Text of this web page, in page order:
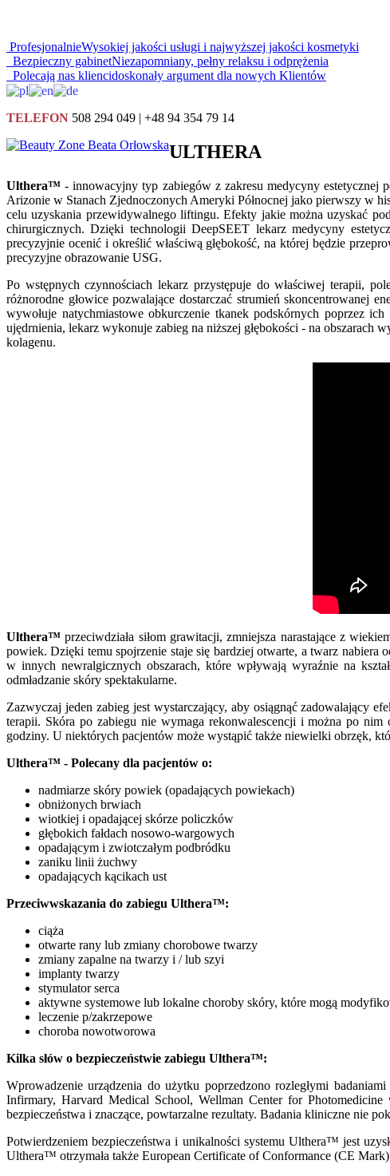
ProfesjonalnieWysokiej jakości usługi i najwyższej jakości kosmetyki
Bezpieczny gabinetNiezapomniany, pełny relaksu i odprężenia
Polecają nas kliencidoskonały argument dla nowych Klientów
TELEFON 508 294 049 | +48 94 354 79 14
ULTHERA
Ulthera™ - innowacyjny typ zabiegów z zakresu medycyny estetycznej
Arizonie w Stanach Zjednoczonych Ameryki Północnej jako pierwszy w
celu uzyskania przewidywalnego liftingu. Efekty jakie można uzyskać
chirurgicznych. Dzięki technologii DeepSEET lekarz medycyny
precyzyjnie ocenić i określić właściwą głębokość, na której będzie
precyzyjne obrazowanie USG.
Po wstępnych czynnościach lekarz przystępuje do właściwej terapii,
różnorodne głowice pozwalające dostarczać strumień skoncentrowanej
wywołuje natychmiastowe obkurczenie tkanek podskórnych poprzez
ujędrnienia, lekarz wykonuje zabieg na niższej głębokości - na
kolagenu.
Ulthera™ przeciwdziała siłom grawitacji, zmniejsza narastające z
powiek. Dzięki temu spojrzenie staje się bardziej otwarte, a twarz
w innych newralgicznych obszarach, które wpływają wyraźnie na
odmładzanie skóry spektakularne.
Zazwyczaj jeden zabieg jest wystarczający, aby osiągnąć zadowalający
terapii. Skóra po zabiegu nie wymaga rekonwalescencji i można po
godziny. U niektórych pacjentów może wystąpić także niewielki obrzęk,
Ulthera™ - Polecany dla pacjentów o:
nadmiarze skóry powiek (opadających powiekach)
obniżonych brwiach
wiotkiej i opadającej skórze policzków
głębokich fałdach nosowo-wargowych
opadającym i zwiotczałym podbródku
zaniku linii żuchwy
opadających kącikach ust
Przeciwwskazania do zabiegu Ulthera™:
ciąża
otwarte rany lub zmiany chorobowe twarzy
zmiany zapalne na twarzy i / lub szyi
implanty twarzy
stymulator serca
aktywne systemowe lub lokalne choroby skóry, które mogą
leczenie p/zakrzepowe
choroba nowotworowa
Kilka słów o bezpieczeństwie zabiegu Ulthera™:
Wprowadzenie urządzenia do użytku poprzedzono rozległymi
Infirmary, Harvard Medical School, Wellman Center for
bezpieczeństwa i znaczące, powtarzalne rezultaty. Badania kliniczne nie
Potwierdzeniem bezpieczeństwa i unikalności systemu Ulthera™ jest
Ulthera™ otrzymała także European Certificate of Conformance (CE